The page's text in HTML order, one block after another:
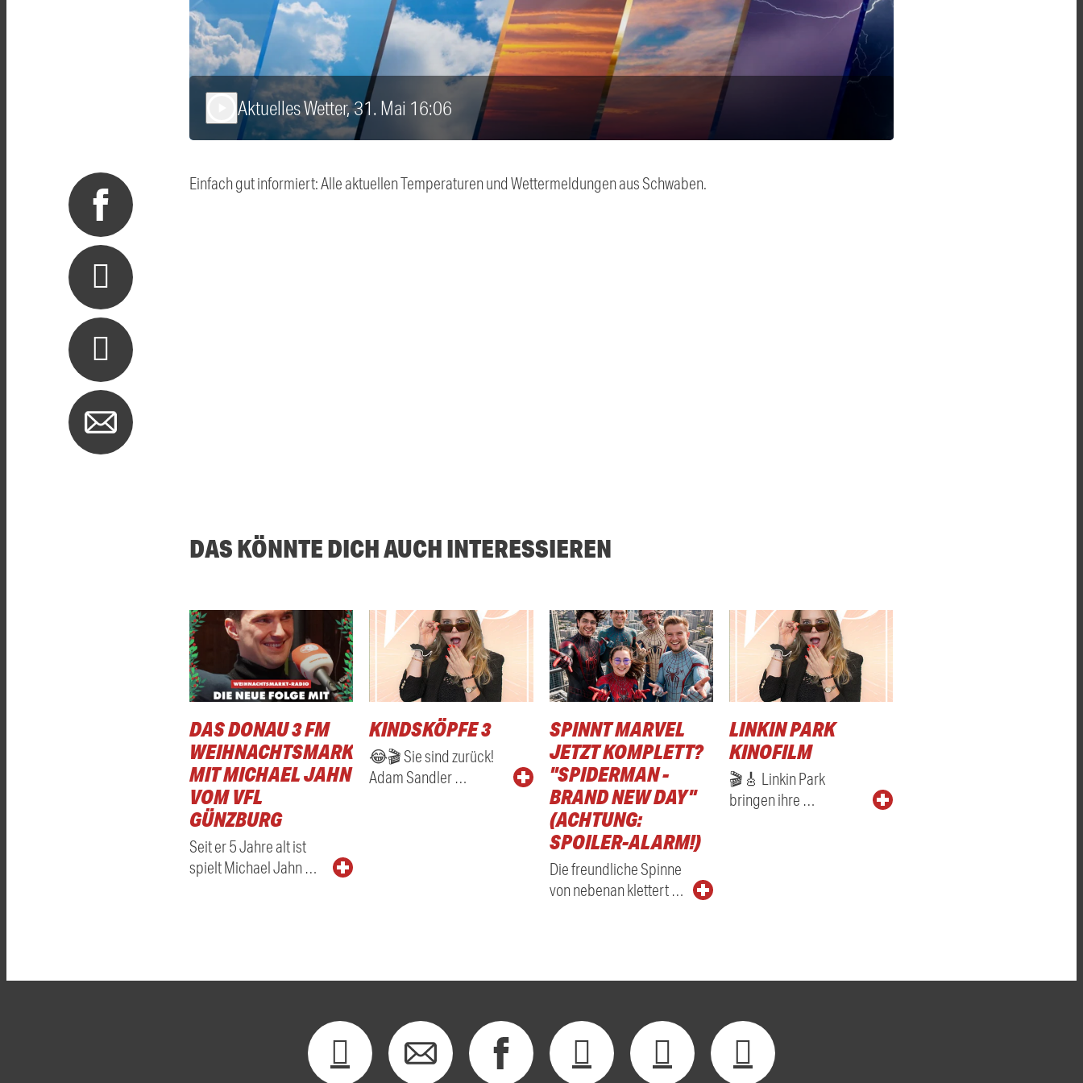
Aktuelles Wetter, 31. Mai 16:06
Einfach gut informiert: Alle aktuellen Temperaturen und Wettermeldungen aus Schwaben.
DAS KÖNNTE DICH AUCH INTERESSIEREN
DAS DONAU 3 FM
WEIHNACHTSMARKTRADIO
MIT MICHAEL JAHN
VOM VFL
GÜNZBURG
Seit er 5 Jahre alt ist
spielt Michael Jahn …
KINDSKÖPFE 3
😂🎬 Sie sind zurück!
Adam Sandler …
SPINNT MARVEL
JETZT KOMPLETT?
"SPIDERMAN -
BRAND NEW DAY"
(ACHTUNG:
SPOILER-ALARM!)
Die freundliche Spinne
von nebenan klettert …
LINKIN PARK
KINOFILM
🎬🎸 Linkin Park
bringen ihre …